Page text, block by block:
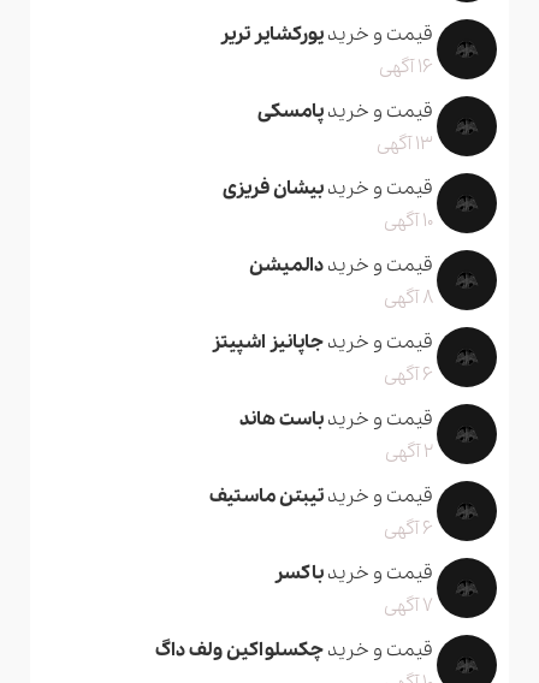
قیمت و خریدیورکشایر تریر
16 آگهی
قیمت و خریدپامسکی
13 آگهی
قیمت و خریدبیشان فریزی
10 آگهی
قیمت و خریددالمیشن
8 آگهی
قیمت و خریدجاپانیز اشپیتز
6 آگهی
قیمت و خریدباست هاند
2 آگهی
قیمت و خریدتیبتن ماستیف
6 آگهی
قیمت و خریدباکسر
7 آگهی
قیمت و خریدچکسلواکین ولف داگ